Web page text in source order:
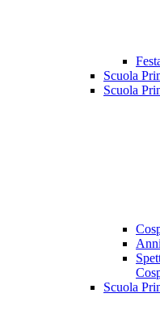
Scuola
Scuola
Scuola